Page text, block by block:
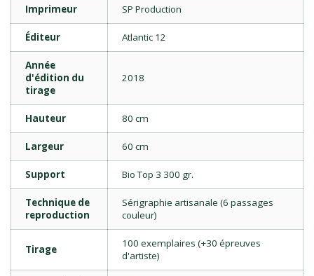
Imprimeur SP Production
Éditeur Atlantic 12
Année
d'édition du
tirage
2018
Hauteur 80 cm
Largeur 60 cm
Support Bio Top 3 300 gr.
Technique de
reproduction
Sérigraphie artisanale (6 passages
couleur)
Tirage
100 exemplaires (+30 épreuves
d'artiste)